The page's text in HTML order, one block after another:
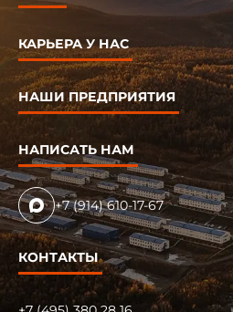
КАРЬЕРА У НАС
НАШИ ПРЕДПРИЯТИЯ
НАПИСАТЬ НАМ
+7 (914) 610-17-67
КОНТАКТЫ